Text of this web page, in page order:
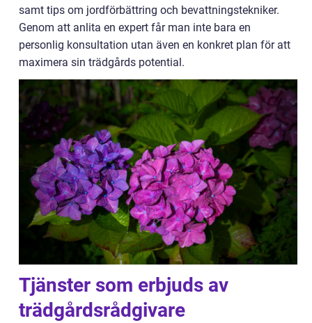
samt tips om jordförbättring och bevattningstekniker.
Genom att anlita en expert får man inte bara en
personlig konsultation utan även en konkret plan för att
maximera sin trädgårds potential.
Tjänster som erbjuds av
trädgårdsrådgivare